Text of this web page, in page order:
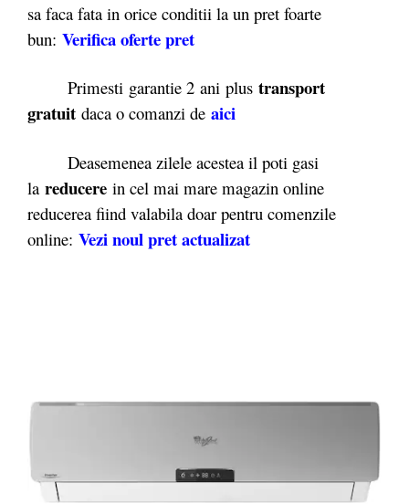
sa faca fata in orice conditii la un pret foarte
bun: Verifica ofertepret
Primesti garantie 2 ani plus transport
gratuit daca o comanzi de aici
Deasemenea zilele acestea il poti gasi
la reducere in cel mai mare magazin online
reducerea fiind valabila doar pentru comenzile
online: Vezi noul pret actualizat